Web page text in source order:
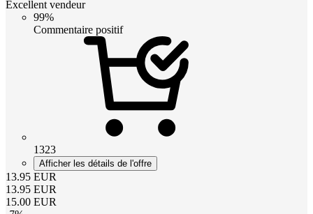
Excellent vendeur
99%
Commentaire positif
1323
Afficher les détails de l'offre
13.95 EUR
13.95 EUR
15.00 EUR